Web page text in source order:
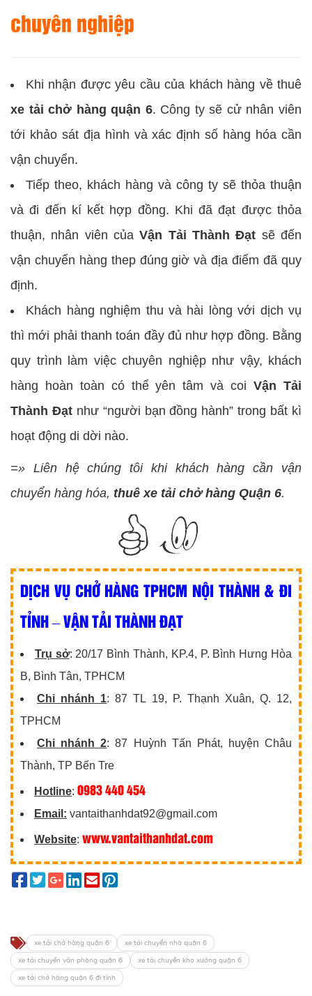
chuyên nghiệp
Khi nhận được yêu cầu của khách hàng về thuê
xe tải chở hàng quận 6. Công ty sẽ cử nhân viên
tới khảo sát địa hình và xác định số hàng hóa cần
vận chuyển.
Tiếp theo, khách hàng và công ty sẽ thỏa thuận
và đi đến kí kết hợp đồng. Khi đã đạt được thỏa
thuận, nhân viên củaVận Tải Thành Đạt sẽ đến
vận chuyển hàng thep đúng giờ và địa điểm đã quy
định.
Khách hàng nghiệm thu và hài lòng với dịch vụ
thì mới phải thanh toán đầy đủ như hợp đồng. Bằng
quy trình làm việc chuyên nghiệp như vậy, khách
hàng hoàn toàn có thể yên tâm và coiVận Tải
Thành Đạtnhư “người bạn đồng hành” trong bất kì
hoạt động di dời nào.
=» Liên hệ chúng tôi khi khách hàng cần vận
chuyển hàng hóa, thuê xe tải chở hàng Quận 6.
DỊCH VỤ CHỞ HÀNG TPHCM NỘI THÀNH & ĐI
TỈNH – VẬN TẢI THÀNH ĐẠT
Trụ sở: 20/17 Bình Thành, KP.4, P. Bình Hưng Hòa
B, Bình Tân, TPHCM
Chi nhánh 1: 87 TL 19, P. Thạnh Xuân, Q. 12,
TPHCM
Chi nhánh 2: 87 Huỳnh Tấn Phát, huyện Châu
Thành, TP Bến Tre
Hotline: 0983 440 454
Email: vantaithanhdat92@gmail.com
Website: www.vantaithanhdat.com
xe tải chở hàng quận 6
xe tải chuyển nhà quận 6
xe tải chuyển văn phòng quận 6
xe tải chuyển kho xưởng quận 6
xe tải chở hàng quận 6 đi tỉnh